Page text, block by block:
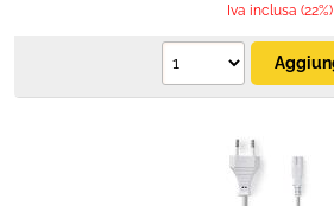
Iva inclusa (22%)